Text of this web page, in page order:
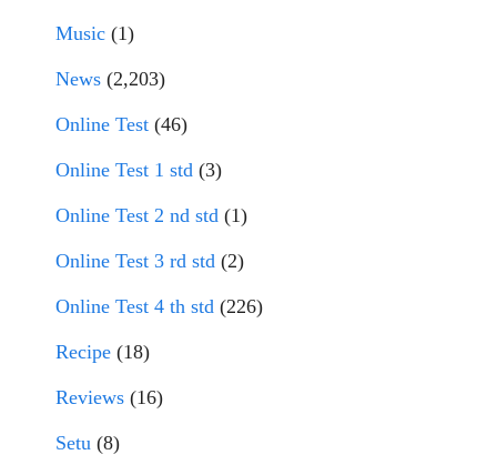
Music (1)
News (2,203)
Online Test (46)
Online Test 1 std (3)
Online Test 2 nd std (1)
Online Test 3 rd std (2)
Online Test 4 th std (226)
Recipe (18)
Reviews (16)
Setu (8)